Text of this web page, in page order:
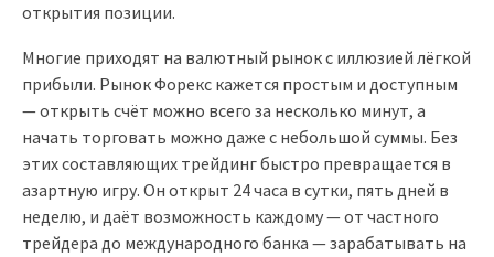
открытия позиции.
Многие приходят на валютный рынок с иллюзией лёгкой
прибыли. Рынок Форекс кажется простым и доступным
— открыть счёт можно всего за несколько минут, а
начать торговать можно даже с небольшой суммы. Без
этих составляющих трейдинг быстро превращается в
азартную игру. Он открыт 24 часа в сутки, пять дней в
неделю, и даёт возможность каждому — от частного
трейдера до международного банка — зарабатывать на